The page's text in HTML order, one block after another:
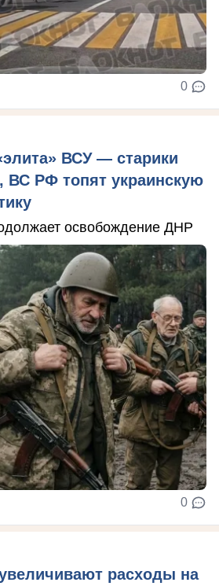
0
ВСУ — старики
ВС РФ топят украинскую
освобождение ДНР
0
расходы на